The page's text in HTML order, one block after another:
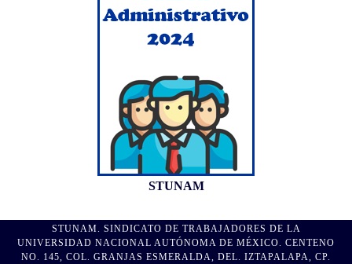
STUNAM
STUNAM. SINDICATO DE TRABAJADORES DE LA
UNIVERSIDAD NACIONAL AUTÓNOMA DE MÉXICO. CENTENO
NO. 145, COL. GRANJAS ESMERALDA, DEL. IZTAPALAPA, CP.